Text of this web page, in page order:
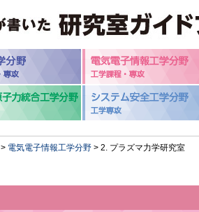
> 電気電子情報工学分野 > 2. プラズマ力学研究室